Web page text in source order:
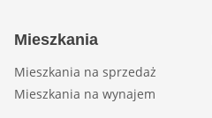
Mieszkania
Mieszkania na sprzedaż
Mieszkania na wynajem